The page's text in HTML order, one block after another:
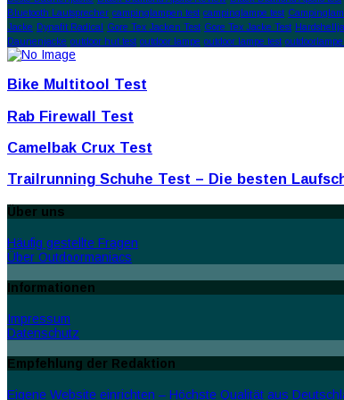
Bluetooth Lautsprecher campinglampen test campinglampe test
Jacke Dynafit Radical Gore Tex Jacken Test Gore Tex Jacke Test
Daunenjacke outdoor hut test outdoor lampe outdoor lampe test
Bike Multitool Test
Rab Firewall Test
Camelbak Crux Test
Trailrunning Schuhe Test – Die besten
Über uns
Häufig gestellte Fragen
Über Outdoormaniacs
Informationen
Impressum
Datenschutz
Empfehlung der Redaktion
Eigene Website einrichten – Höchste Qualität aus